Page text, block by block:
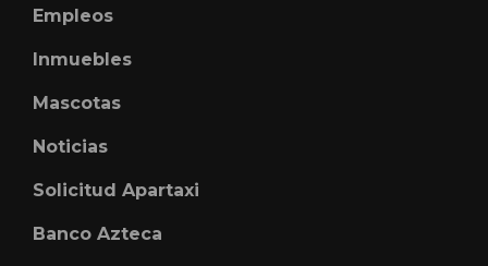
Empleos
Inmuebles
Mascotas
Noticias
Solicitud Apartaxi
Banco Azteca